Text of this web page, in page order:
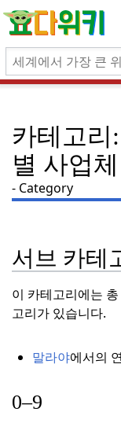
카테고리
별 사업
Category
서브 카테
이 카테고리에는
고리가 있습니다.
말라야에서의
0–9